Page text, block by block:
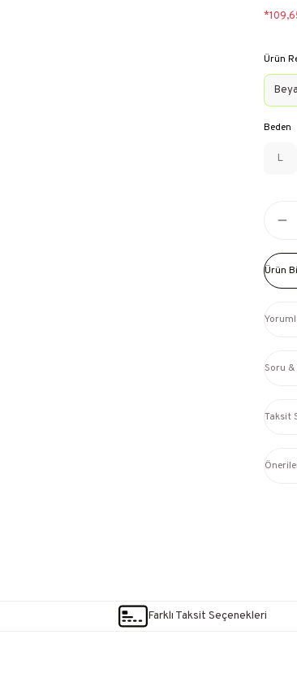
Ürün
Beden
L
Ürün
Soru &
Taksit
Farklı Taksit Seçenekleri